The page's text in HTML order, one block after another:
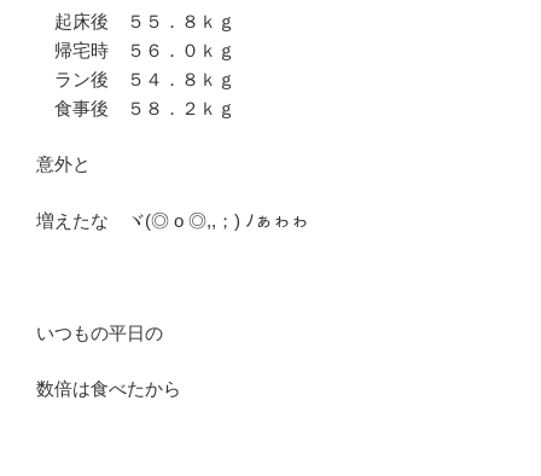
起床後 ５５．８ｋｇ
帰宅時 ５６．０ｋｇ
ラン後 ５４．８ｋｇ
食事後 ５８．２ｋｇ
意外と
増えたな ヾ(◎ o ◎,,；) ﾉぁゎゎ
いつもの平日の
数倍は食べたから